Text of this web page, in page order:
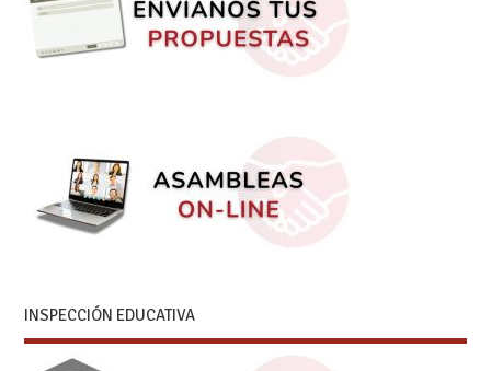
INSPECCIÓN EDUCATIVA